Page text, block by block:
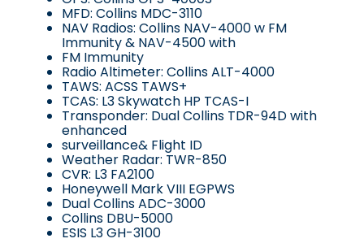
MFD: Collins MDC-3110
NAV Radios: Collins NAV-4000 w FM
Immunity & NAV-4500 with
FM Immunity
Radio Altimeter: Collins ALT-4000
TAWS: ACSS TAWS+
TCAS: L3 Skywatch HP TCAS-I
Transponder: Dual Collins TDR-94D with
enhanced
surveillance& Flight ID
Weather Radar: TWR-850
CVR: L3 FA2100
Honeywell Mark VIII EGPWS
Dual Collins ADC-3000
Collins DBU-5000
ESIS L3 GH-3100